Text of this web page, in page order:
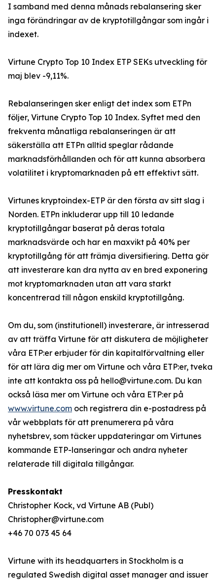
I samband med denna månads rebalansering sker
inga förändringar av de kryptotillgångar som ingår i
indexet.
Virtune Crypto Top 10 Index ETP SEKs utveckling för
maj blev -9,11%.
Rebalanseringen sker enligt det index som ETPn
följer, Virtune Crypto Top 10 Index. Syftet med den
frekventa månatliga rebalanseringen är att
säkerställa att ETPn alltid speglar rådande
marknadsförhållanden och för att kunna absorbera
volatilitet i kryptomarknaden på ett effektivt sätt.
Virtunes kryptoindex-ETP är den första av sitt slag i
Norden. ETPn inkluderar upp till 10 ledande
kryptotillgångar baserat på deras totala
marknadsvärde och har en maxvikt på 40% per
kryptotillgång för att främja diversifiering. Detta gör
att investerare kan dra nytta av en bred exponering
mot kryptomarknaden utan att vara starkt
koncentrerad till någon enskild kryptotillgång.
Om du, som (institutionell) investerare, är intresserad
av att träffa Virtune för att diskutera de möjligheter
våra ETP:er erbjuder för din kapitalförvaltning eller
för att lära dig mer om Virtune och våra ETP:er, tveka
inte att kontakta oss på hello@virtune.com. Du kan
också läsa mer om Virtune och våra ETP:er på
www.virtune.com och registrera din e-postadress på
vår webbplats för att prenumerera på våra
nyhetsbrev, som täcker uppdateringar om Virtunes
kommande ETP-lanseringar och andra nyheter
relaterade till digitala tillgångar.
Presskontakt
Christopher Kock, vd Virtune AB (Publ)
Christopher@virtune.com
+46 70 073 45 64
Virtune with its headquarters in Stockholm is a
regulated Swedish digital asset manager and issuer